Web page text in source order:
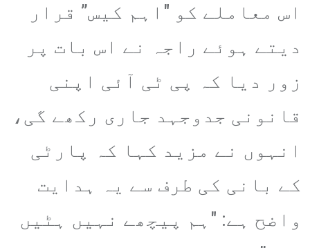
اس معاملے کو "اہم کیس” قرار
دیتے ہوئے راجہ نے اس بات پر
زور دیا کہ پی ٹی آئی اپنی
قانونی جدوجہد جاری رکھے گی،
انہوں نے مزید کہا کہ پارٹی
کے بانی کی طرف سے یہ ہدایت
واضح ہے: "ہم پیچھے نہیں ہٹیں